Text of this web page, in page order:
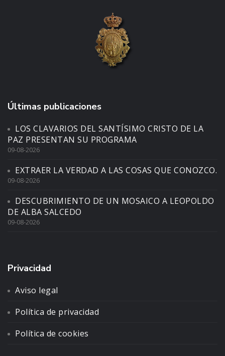
Últimas publicaciones
LOS CLAVARIOS DEL SANTÍSIMO CRISTO DE LA
PAZ PRESENTAN SU PROGRAMA
09-08-2026
EXTRAER LA VERDAD A LAS COSAS QUE CONOZCO.
09-08-2026
DESCUBRIMIENTO DE UN MOSAICO A LEOPOLDO
DE ALBA SALCEDO
09-08-2026
Privacidad
Aviso legal
Política de privacidad
Política de cookies